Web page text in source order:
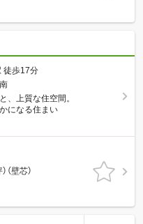
徒歩17分
、上質な住空間。
になる住まい
（壁芯）